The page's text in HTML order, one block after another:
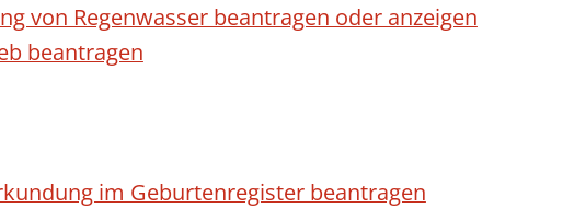
von Regenwasser beantragen oder anzeigen
beantragen
im Geburtenregister beantragen